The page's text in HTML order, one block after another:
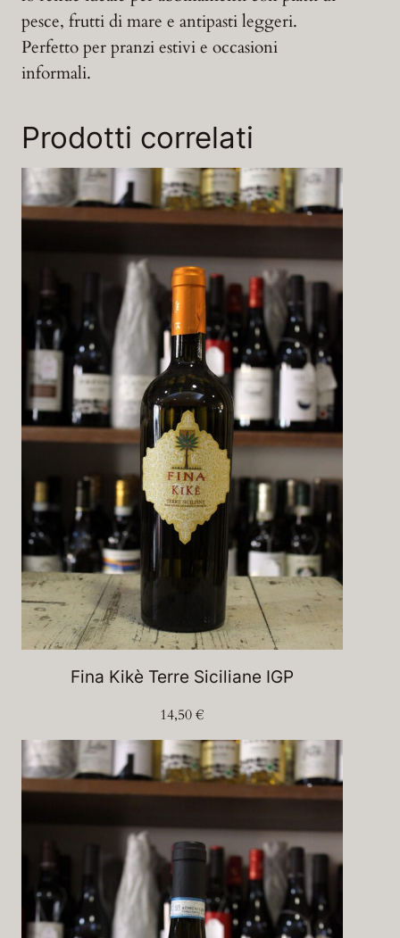
pesce, frutti di mare e antipasti leggeri.
Perfetto per pranzi estivi e occasioni
informali.
Prodotti correlati
Fina Kikè Terre Siciliane IGP
14,50€